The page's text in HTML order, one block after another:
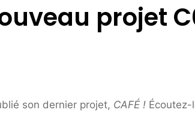
projet
son dernier projet, CAFÉ !